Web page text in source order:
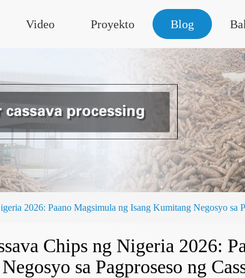
Video Proyekto Blog
2026: Paano Magsimula ng Isang Kumitang Negosyo sa
Chips ng Nigeria 2026:
sa Pagproseso ng